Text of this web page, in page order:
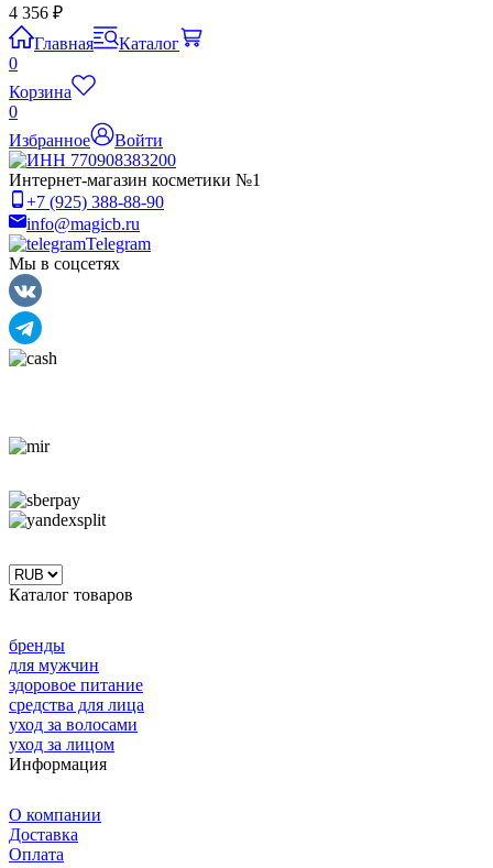
4 356 ₽
Главная
Каталог
0
Корзина
0
Избранное
Войти
Интернет-магазин косметики №1
+7 (925) 388-88-90
info@magicb.ru
Telegram
Мы в соцсетях
Каталог товаров
бренды
для мужчин
здоровое питание
средства для лица
уход за волосами
уход за лицом
Информация
О компании
Доставка
Оплата